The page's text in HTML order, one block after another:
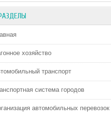
хозяйство
транспорт
система городов
автомобильных перевозок